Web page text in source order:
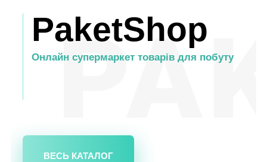
PaketShop
Онлайн супермаркет товарів для побуту
ВЕСЬ КАТАЛОГ